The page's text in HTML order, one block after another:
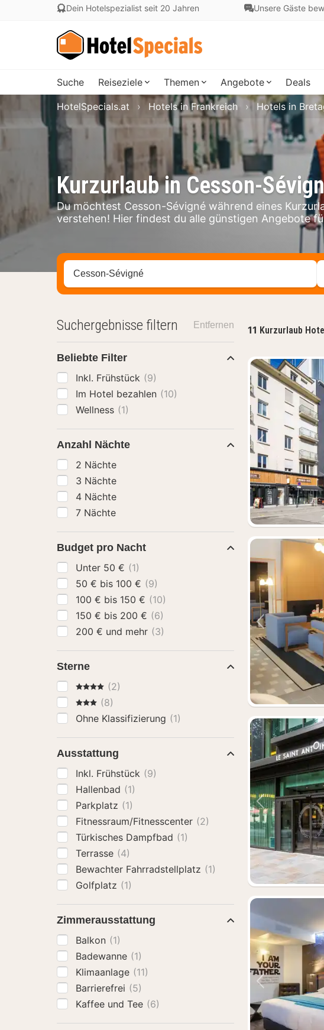
Dein Hotelspezialist seit 20 Jahren Unsere Gäste
Suche Reiseziele Themen Angebote Deals
Kurzurlaub in Cesson-
Du möchtest Cesson-Sévigné während eines
verstehen! Hier findest du alle günstigen Angebote
HotelSpecials.at Hotels in Frankreich Hotels in
Stadt, Region oder Hotel suchen
11 Kurzurlaub
Suchergebnisse filtern Entfernen
Beliebte Filter
Inkl. Frühstück (9)
Im Hotel bezahlen (10)
Wellness (1)
Anzahl Nächte
2 Nächte
3 Nächte
4 Nächte
7 Nächte
Budget pro Nacht
Unter 50 € (1)
50 € bis 100 € (9)
100 € bis 150 € (10)
150 € bis 200 € (6)
200 € und mehr (3)
Sterne
4 Sterne(2)
3 Sterne
(8)
Ohne Klassifizierung (1)
Ausstattung
Inkl. Frühstück (9)
Hallenbad (1)
Parkplatz (1)
Fitnessraum/Fitnesscenter (2)
Türkisches Dampfbad (1)
Terrasse (4)
Bewachter Fahrradstellplatz (1)
Golfplatz (1)
Zimmerausstattung
Balkon (1)
Badewanne (1)
Klimaanlage (11)
Barrierefrei (5)
Kaffee und Tee (6)